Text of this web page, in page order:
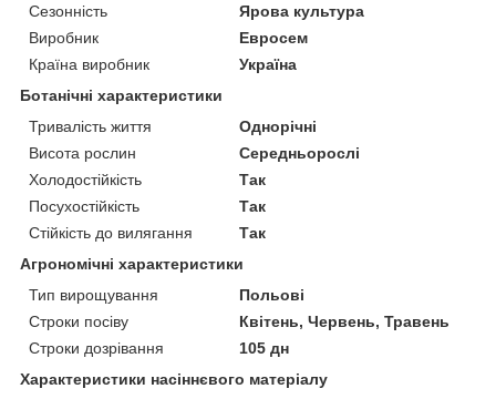
Сезонність
Ярова культура
Виробник
Евросем
Країна виробник
Україна
Ботанічні характеристики
Тривалість життя
Однорічні
Висота рослин
Середньорослі
Холодостійкість
Так
Посухостійкість
Так
Стійкість до вилягання
Так
Агрономічні характеристики
Тип вирощування
Польові
Строки посіву
Квітень, Червень, Травень
Строки дозрівання
105 дн
Характеристики насіннєвого матеріалу